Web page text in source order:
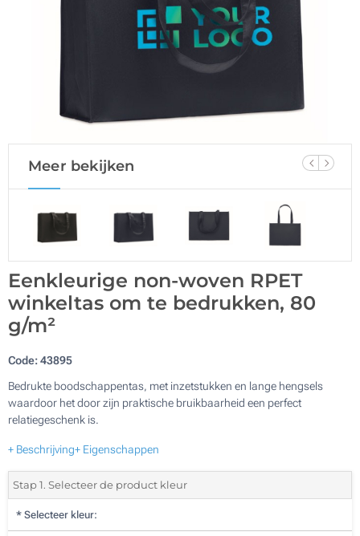
Meer bekijken
Eenkleurige non-woven RPET
winkeltas om te bedrukken, 80
g/m²
Code:43895
Bedrukte boodschappentas, met inzetstukken en lange hengsels
waardoor het door zijn praktische bruikbaarheid een perfect
relatiegeschenk is.
+ Beschrijving+ Eigenschappen
Stap 1. Selecteer de product kleur
* Selecteer kleur: